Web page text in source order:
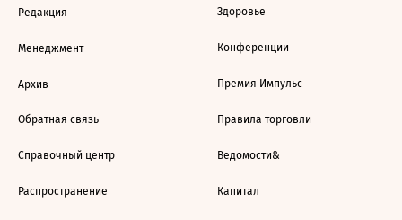
Редакция
Менеджмент
Архив
Обратная связь
Справочный центр
Распространение
Здоровье
Конференции
Премия Импульс
Правила торговли
Ведомости&
Капитал